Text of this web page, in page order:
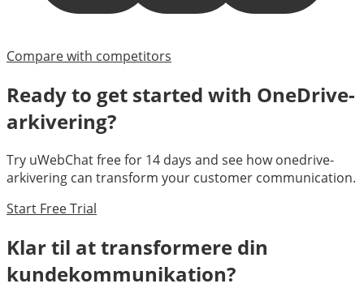
Compare with competitors
Ready to get started with OneDrive-
arkivering?
Try uWebChat free for 14 days and see howonedrive-
arkivering can transform your customer communication.
Start Free Trial
Klar til at transformere din
kundekommunikation?